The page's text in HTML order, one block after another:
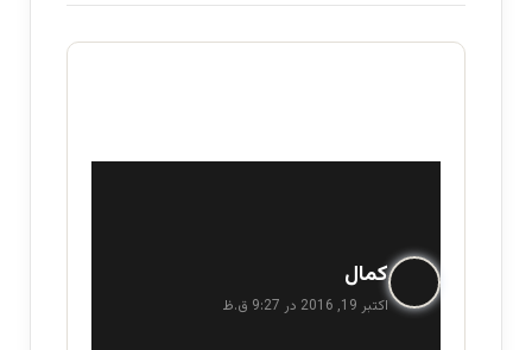
کمال
ف
اکتبر 19, 2016 در 9:27 ق.ظ